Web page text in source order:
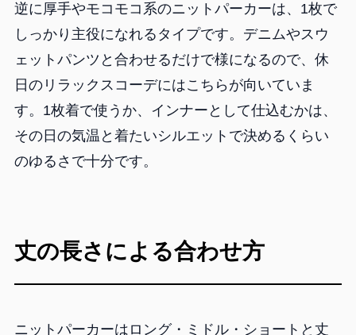
逆に厚手やモコモコ系のニットパーカーは、1枚で
しっかり主役になれるタイプです。デニムやスウ
ェットパンツと合わせるだけで様になるので、休
日のリラックスコーデにはこちらが向いていま
す。1枚着で使うか、インナーとして仕込むかは、
その日の気温と着たいシルエットで決めるくらい
のゆるさで十分です。
丈の長さによる合わせ方
ニットパーカーはロング・ミドル・ショートと丈